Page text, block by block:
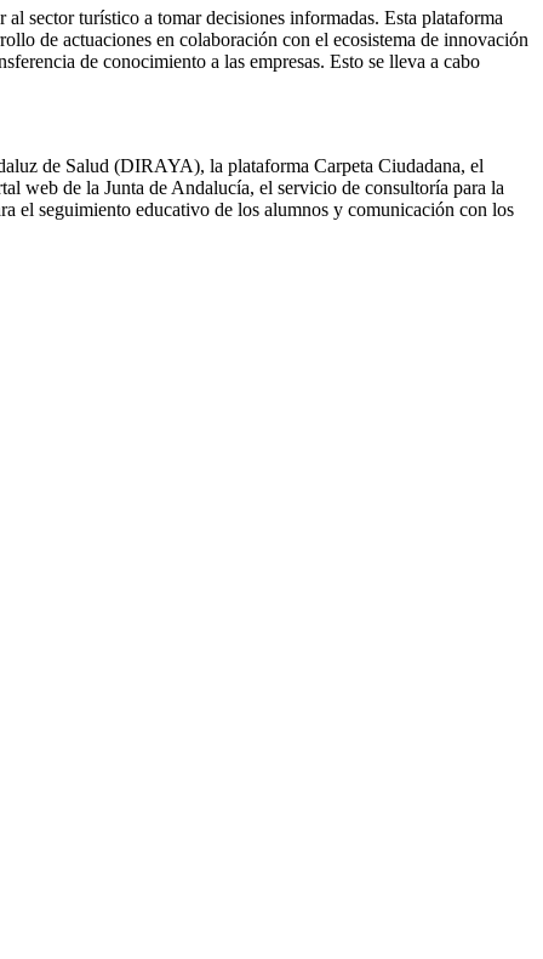
sector turístico a tomar decisiones informadas. Esta plataforma
de actuaciones en colaboración con el ecosistema de innovación
de conocimiento a las empresas. Esto se lleva a cabo
de Salud (DIRAYA), la plataforma Carpeta Ciudadana, el
web de la Junta de Andalucía, el servicio de consultoría para la
el seguimiento educativo de los alumnos y comunicación con los